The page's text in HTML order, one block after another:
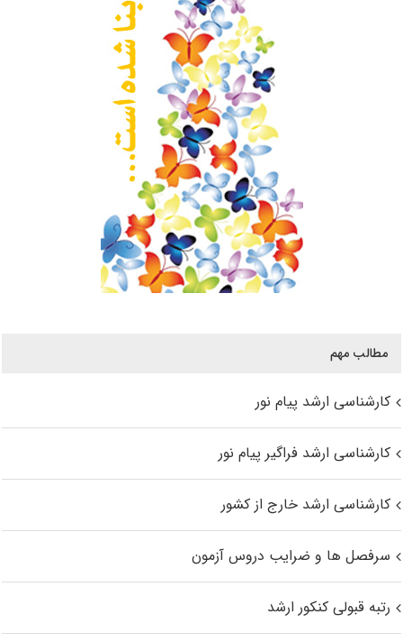
مطالب مهم
کارشناسی ارشد پیام نور
کارشناسی ارشد فراگیر پیام نور
کارشناسی ارشد خارج از کشور
سرفصل ها و ضرایب دروس آزمون
رتبه قبولی کنکور ارشد